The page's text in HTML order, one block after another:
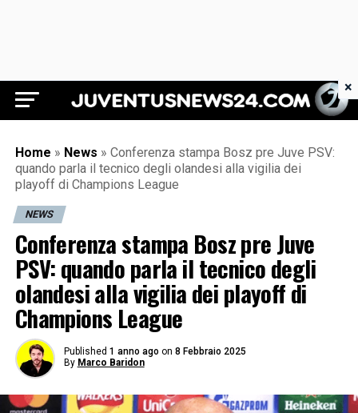
Juventus News 24
Home » News » Conferenza stampa Bosz pre Juve PSV:
quando parla il tecnico degli olandesi alla vigilia dei
playoff di Champions League
NEWS
Conferenza stampa Bosz pre Juve
PSV: quando parla il tecnico degli
olandesi alla vigilia dei playoff di
Champions League
Published 1 anno ago on 8 Febbraio 2025
By Marco Baridon
×